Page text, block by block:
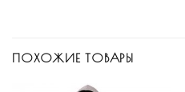
ПОХОЖИЕ ТОВАРЫ